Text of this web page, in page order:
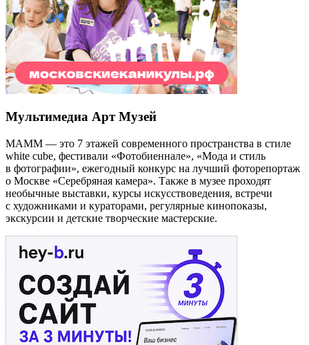
Мультимедиа Арт Музей
МАММ — это 7 этажей современного пространства в стиле
white cube, фестивали «Фотобиеннале», «Мода и стиль
в фотографии», ежегодный конкурс на лучший фоторепортаж
о Москве «Серебряная камера». Также в музее проходят
необычные выставки, курсы искусствоведения, встречи
с художниками и кураторами, регулярные кинопоказы,
экскурсии и детские творческие мастерские.